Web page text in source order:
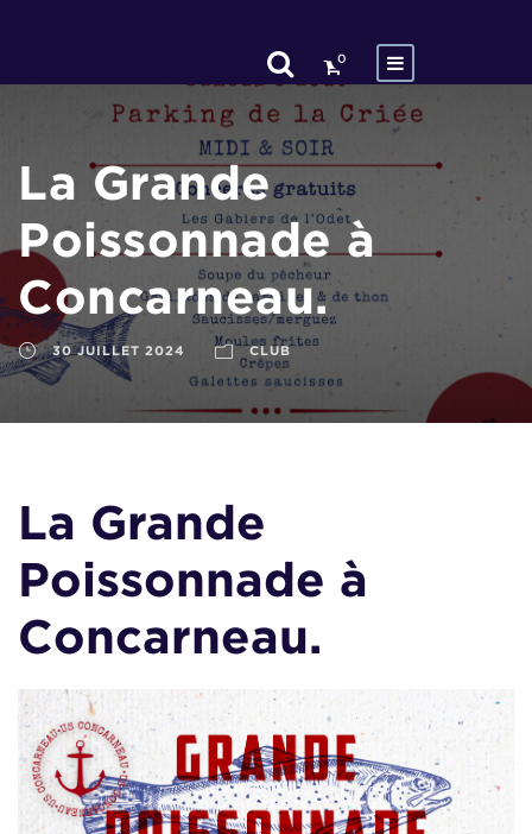
0
La Grande
Poissonnade à
Concarneau.
30 JUILLET 2024 CLUB
La Grande
Poissonnade à
Concarneau.